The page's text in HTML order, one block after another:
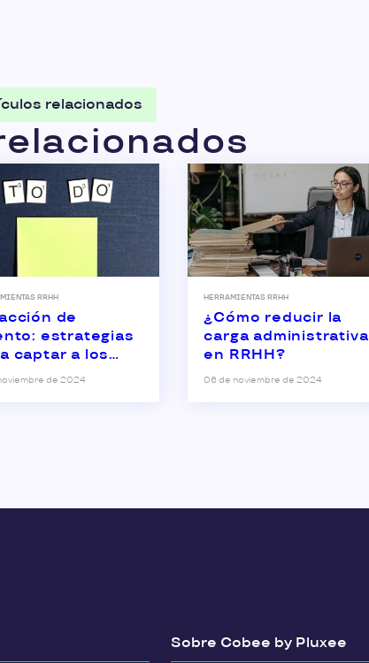
relacionados
RRHH
de
estrategias
captar a los
de 2024
HERRAMIENTAS RRHH
¿Cómo reducir la
carga administrativa
en RRHH?
06 de noviembre de 2024
Sobre Cobee by Pluxee